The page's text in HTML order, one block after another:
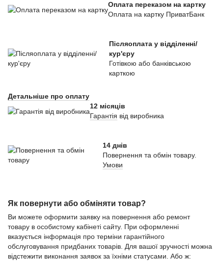
Оплата переказом на картку
Оплата на картку ПриватБанк
Післяоплата у відділенні/
кур'єру
Готівкою або банківською
карткою
Детальніше про оплату
12 місяців
Гарантія від виробника
14 днів
Повернення та обмін товару.
Умови
Як повернути або обміняти товар?
Ви можете оформити заявку на повернення або ремонт
товару в особистому кабінеті сайту. При оформленні
вказується інформація про терміни гарантійного
обслуговування придбаних товарів. Для вашої зручності можна
відстежити виконання заявок за їхніми статусами. Або ж: